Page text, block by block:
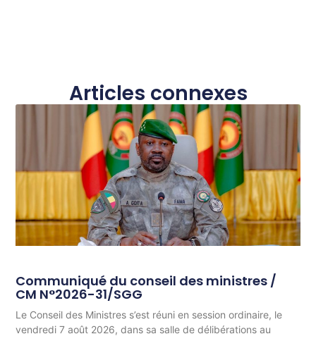
Articles connexes
Communiqué du conseil des ministres /
CM N°2026-31/SGG
Le Conseil des Ministres s’est réuni en session ordinaire, le
vendredi 7 août 2026, dans sa salle de délibérations au